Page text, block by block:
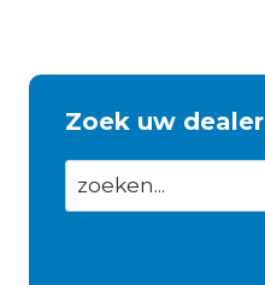
Zoek uw dealer